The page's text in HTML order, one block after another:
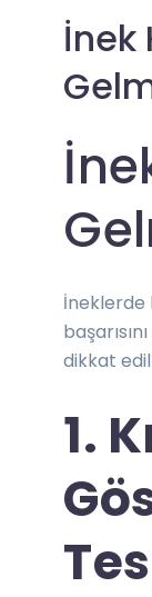
İnek
İneklerde
dikkat
1.